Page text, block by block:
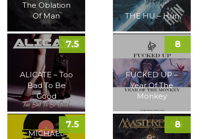
The Oblation
Of Man
THE HU – Hun
ALICATE – Too
Bad To Be
Good
7.5
FUCKED UP –
Year Of The
Monkey
8
MICHAEL
7.5 8